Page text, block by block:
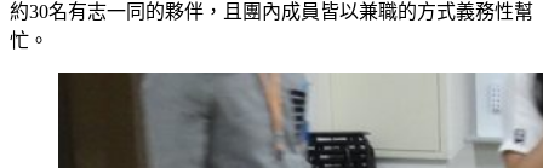
約30名有志一同的夥伴，且團內成員皆以兼職的方式義務性幫
忙。